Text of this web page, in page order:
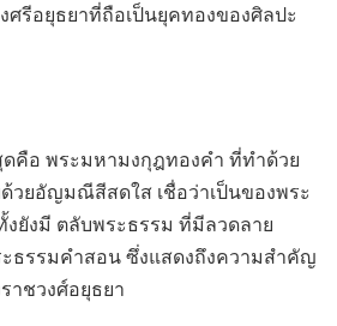
ศรีอยุธยาที่ถือเป็นยุคทองของศิลปะ
คือ พระมหามงกุฎทองคำ ที่ทำด้วย
วยอัญมณีสีสดใส เชื่อว่าเป็นของพระ
ยังมี ตลับพระธรรม ที่มีลวดลาย
ะธรรมคำสอน ซึ่งแสดงถึงความสำคัญ
าชวงศ์อยุธยา